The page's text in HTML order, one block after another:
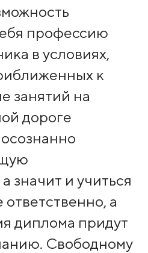
профессию
в условиях,
к
занятий на
дороге
значит и учиться
а
диплома придут
Свободному